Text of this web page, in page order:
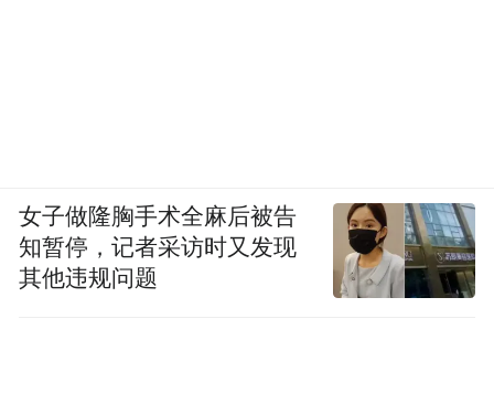
女子做隆胸手术全麻后被告
知暂停，记者采访时又发现
其他违规问题